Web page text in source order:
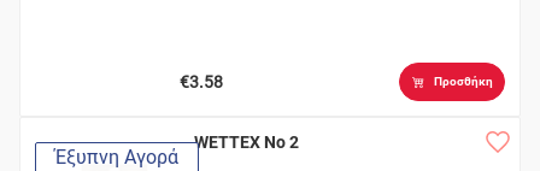
€3.58 Προσθήκη
Έξυπνη Αγορά
WETTEX No 2